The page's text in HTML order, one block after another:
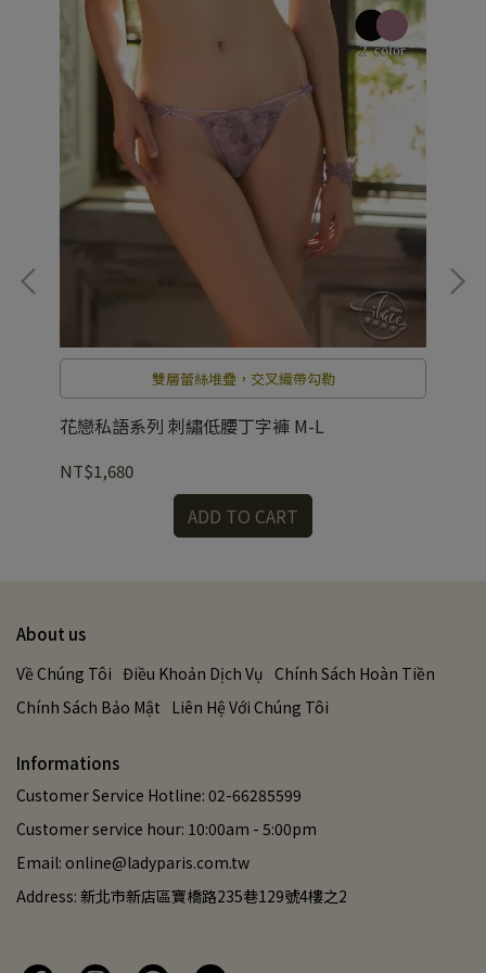
雙層蕾絲堆疊，交叉織帶勾勒
花戀私語系列 刺繡低腰丁字褲 M-L
NT$1,680
ADD TO CART
About us
Về Chúng Tôi Điều Khoản Dịch Vụ Chính Sách Hoàn Tiền
Chính Sách Bảo Mật Liên Hệ Với Chúng Tôi
Informations
Customer Service Hotline: 02-66285599
Customer service hour: 10:00am - 5:00pm
Email: online@ladyparis.com.tw
Address: 新北市新店區寶橋路235巷129號4樓之2